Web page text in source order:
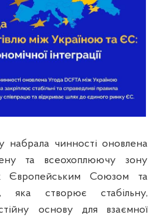
набрала чинності оновлена
та всеохоплюючу зону
Європейським Союзом та
яка створює стабільну,
основу для взаємної